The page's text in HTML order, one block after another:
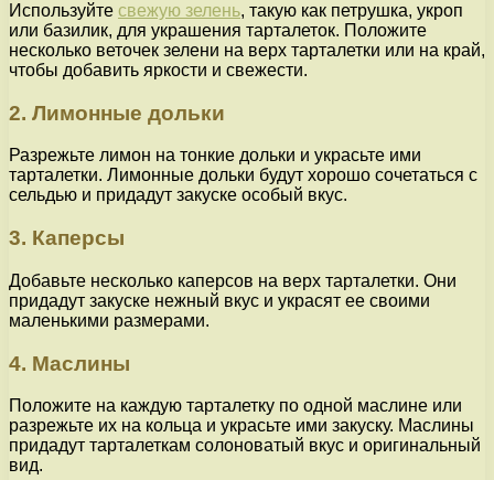
Используйте свежую зелень, такую как петрушка, укроп
или базилик, для украшения тарталеток. Положите
несколько веточек зелени на верх тарталетки или на край,
чтобы добавить яркости и свежести.
2. Лимонные дольки
Разрежьте лимон на тонкие дольки и украсьте ими
тарталетки. Лимонные дольки будут хорошо сочетаться с
сельдью и придадут закуске особый вкус.
3. Каперсы
Добавьте несколько каперсов на верх тарталетки. Они
придадут закуске нежный вкус и украсят ее своими
маленькими размерами.
4. Маслины
Положите на каждую тарталетку по одной маслине или
разрежьте их на кольца и украсьте ими закуску. Маслины
придадут тарталеткам солоноватый вкус и оригинальный
вид.